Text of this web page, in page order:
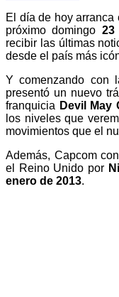
El día de hoy arranca
próximo domingo 23
recibir las últimas
desde el país más
Y comenzando con
presentó un nuevo
franquicia Devil May
los niveles que
movimientos que el
Además, Capcom
el Reino Unido por
enero de 2013.